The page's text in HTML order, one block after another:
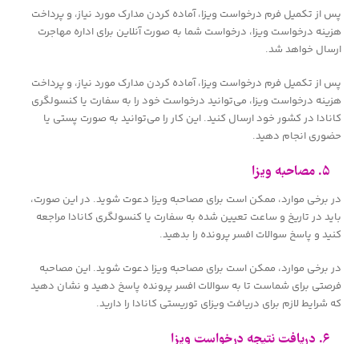
پس از تکمیل فرم درخواست ویزا، آماده کردن مدارک مورد نیاز، و پرداخت
هزینه درخواست ویزا، درخواست شما به صورت آنلاین برای اداره مهاجرت
ارسال خواهد شد.
پس از تکمیل فرم درخواست ویزا، آماده کردن مدارک مورد نیاز، و پرداخت
هزینه درخواست ویزا، می‌توانید درخواست خود را به سفارت یا کنسولگری
کانادا در کشور خود ارسال کنید. این کار را می‌توانید به صورت پستی یا
حضوری انجام دهید.
۵. مصاحبه ویزا
در برخی موارد، ممکن است برای مصاحبه ویزا دعوت شوید. در این صورت،
باید در تاریخ و ساعت تعیین شده به سفارت یا کنسولگری کانادا مراجعه
کنید و پاسخ سوالات افسر پرونده را بدهید.
در برخی موارد، ممکن است برای مصاحبه ویزا دعوت شوید. این مصاحبه
فرصتی برای شماست تا به سوالات افسر پرونده پاسخ دهید و نشان دهید
که شرایط لازم برای دریافت ویزای توریستی کانادا را دارید.
۶. دریافت نتیجه درخواست ویزا